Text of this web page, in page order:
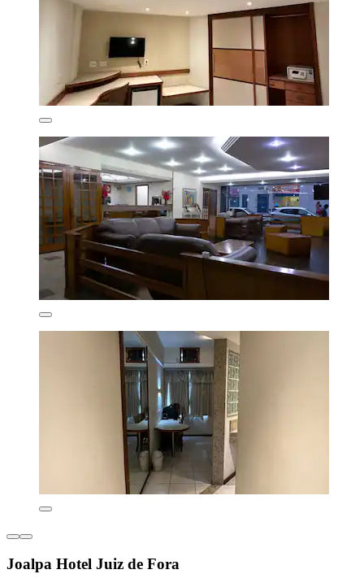
Joalpa Hotel Juiz de Fora